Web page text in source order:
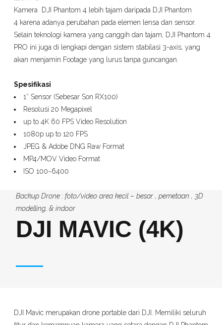
Kamera DJI Phantom 4 lebih tajam daripada DJI Phantom
4 karena adanya perubahan pada elemen lensa dan sensor.
Selain teknologi kamera yang canggih dan tajam, DJI Phantom 4
PRO ini juga di lengkapi dengan sistem stabilasi 3-axis, yang
akan menjamin Footage yang lurus tanpa guncangan.
Spesifikasi
1″ Sensor (Sebesar Son RX100)
Resolusi 20 Megapixel
up to 4K 60 FPS Video Resolution
1080p up to 120 FPS
JPEG & Adobe DNG Raw Format
MP4/MOV Video Format
ISO 100~6400
Backup Drone : foto/video area kecil – besar , pemetaan , 3D
modelling, & indoor
DJI MAVIC (4K)
DJI Mavic merupakan drone portable dari DJI. Memiliki seluruh